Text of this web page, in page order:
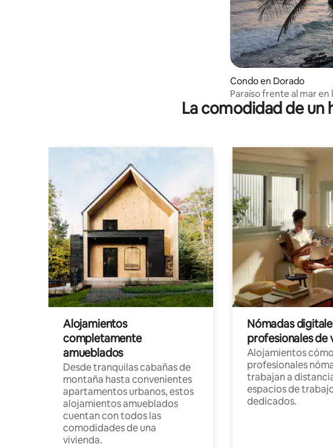
Condo en Dorado
Paraíso frente al mar en
Dorado
La comodidad de un
Alojamientos
completamente
amueblados
Desde tranquilas cabañas de
montaña hasta convenientes
apartamentos urbanos, estos
alojamientos amueblados
cuentan con todos las
comodidades de una
vivienda.
Nómadas
profesionales de
Alojamientos
profesionales
trabajan a
espacios de
dedicados.